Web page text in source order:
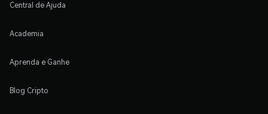
Central de Ajuda
Academia
Aprenda e Ganhe
Blog Cripto